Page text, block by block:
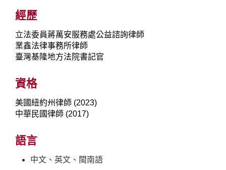
經歷
立法委員蔣萬安服務處公益諮詢律師
業鑫法律事務所律師
臺灣基隆地方法院書記官
資格
美國紐約州律師 (2023)
中華民國律師 (2017)
語言
中文、英文、閩南語